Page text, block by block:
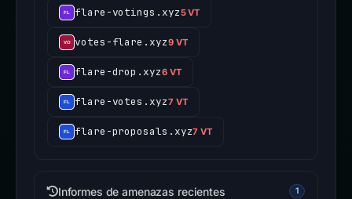
flare-votings.xyz5 VT
votes-flare.xyz9 VT
flare-drop.xyz6 VT
flare-votes.xyz7 VT
flare-proposals.xyz7 VT
Informes de amenazas recientes 1